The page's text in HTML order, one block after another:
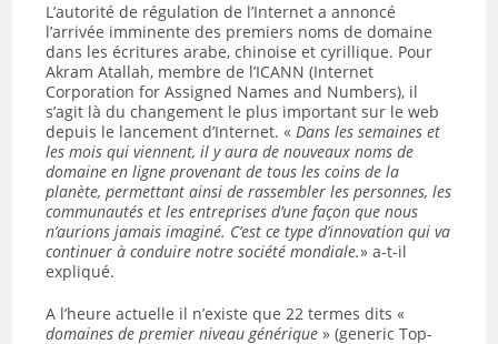
L’autorité de régulation de l’Internet a annoncé
l’arrivée imminente des premiers noms de domaine
dans les écritures arabe, chinoise et cyrillique. Pour
Akram Atallah, membre de l’ICANN (Internet
Corporation for Assigned Names and Numbers), il
s’agit là du changement le plus important sur le web
depuis le lancement d’Internet. «Dans les semaines et
les mois qui viennent, il y aura de nouveaux noms de
domaine en ligne provenant de tous les coins de la
planète, permettant ainsi de rassembler les personnes, les
communautés et les entreprises d’une façon que nous
n’aurions jamais imaginé. C’est ce type d’innovation qui va
continuer à conduire notre société mondiale.» a-t-il
expliqué.
A l’heure actuelle il n’existe que 22 termes dits «
domaines de premier niveau générique» (generic Top-